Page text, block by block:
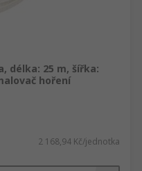
délka: 25 m, šířka:
hoření
2 168,94 Kč/jednotka